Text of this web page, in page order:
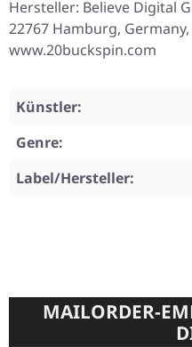
Hersteller: Believe Digital
22767 Hamburg,
www.20buckspin.com
Künstler:
Genre:
Label/Hersteller:
MAILORDER-